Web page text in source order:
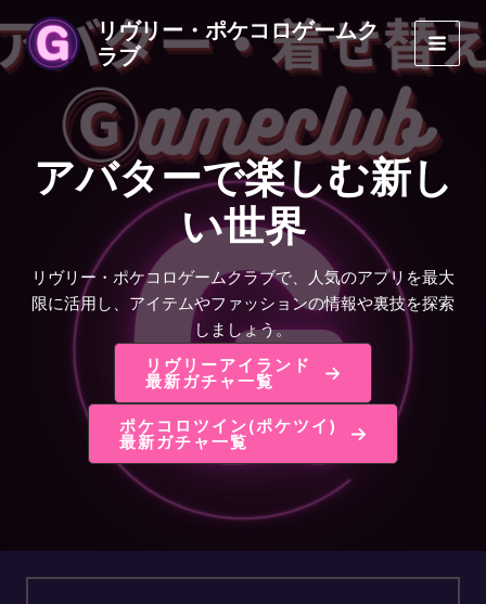
容
を
リヴリー・ポケコロゲームク
ラブ
アバターで楽しむ新し
い世界
リヴリー・ポケコロゲームクラブで、人気のアプリを最大
限に活用し、アイテムやファッションの情報や裏技を探索
しましょう。
リヴリーアイランド
最新ガチャ一覧
ポケコロツイン(ポケツイ)
最新ガチャ一覧